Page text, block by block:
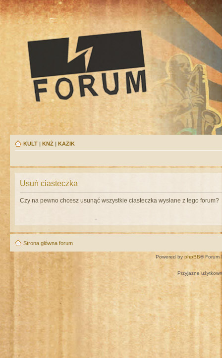
KULT | KNŻ | KAZIK
Usuń ciasteczka
Czy na pewno chcesz usunąć wszystkie ciasteczka wysłane z tego forum?
Strona główna forum
Powered by phpBB® Forum
Przyjazne